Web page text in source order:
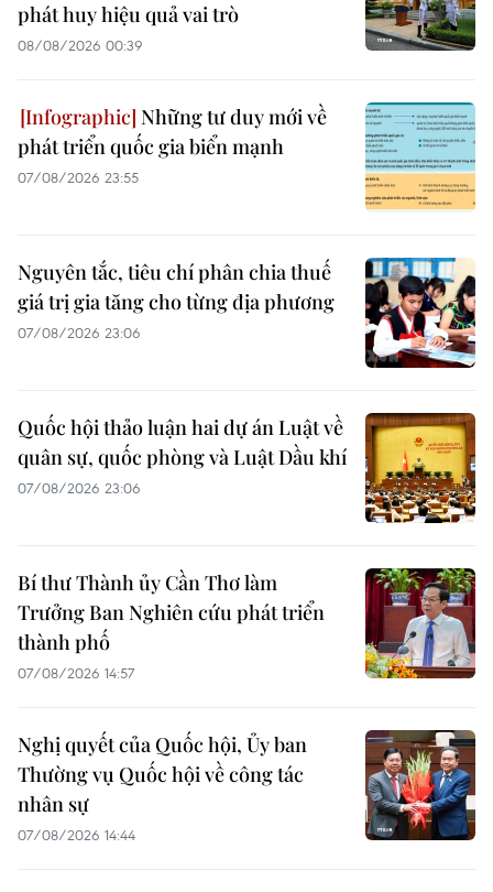
phát huy hiệu quả vai trò
08/08/2026 00:39
Những tư duy mới về
phát triển quốc gia biển mạnh
07/08/2026 23:55
Nguyên tắc, tiêu chí phân chia thuế
giá trị gia tăng cho từng địa phương
07/08/2026 23:06
Quốc hội thảo luận hai dự án Luật về
quân sự, quốc phòng và Luật Dầu khí
07/08/2026 23:06
Bí thư Thành ủy Cần Thơ làm
Trưởng Ban Nghiên cứu phát triển
thành phố
07/08/2026 14:57
Nghị quyết của Quốc hội, Ủy ban
Thường vụ Quốc hội về công tác
nhân sự
07/08/2026 14:44